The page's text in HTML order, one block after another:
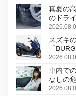
真夏の
のドラ
スズキ
「
変更し
車内で
なしの